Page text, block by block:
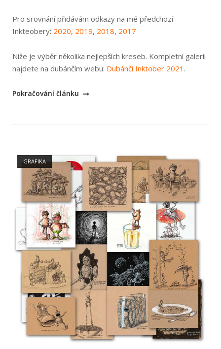
Pro srovnání přidávám odkazy na mé předchozí
Inkteobery: 2020, 2019, 2018, 2017
Níže je výběr několika nejlepších kreseb. Kompletní galerii
najdete na dubánčím webu: Dubánčí Inktober 2021 .
„Inktober
Pokračování článku
GRAFIKA